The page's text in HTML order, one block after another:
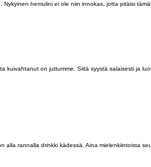
hemulini ei ole niin innokas, jotta pitäisi
kuivahtanut on juttumme. Siitä syystä salaisesti ja
rannalla drinkki kädessä. Aina mielenkiintoista